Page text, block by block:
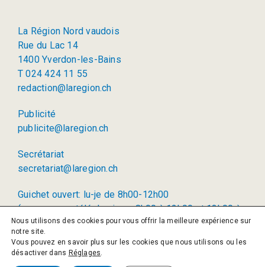
La Région Nord vaudois
Rue du Lac 14
1400 Yverdon-les-Bains
T 024 424 11 55
redaction@laregion.ch
Publicité
publicite@laregion.ch
Secrétariat
secretariat@laregion.ch
Guichet ouvert: lu-je de 8h00-12h00
(permanence téléphonique: 8h00 à 12h00 et 13h00 à
17h00)
© 2026 La Région SA
Politique de confidentialité
Nous utilisons des cookies pour vous offrir la meilleure expérience sur
notre site.
Vous pouvez en savoir plus sur les cookies que nous utilisons ou les
désactiver dans Réglages.